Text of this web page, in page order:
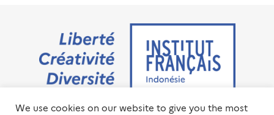
Jalan M.H. Thamrin No. 20 Jakarta Pusat 10350
We use cookies on our website to give you the most